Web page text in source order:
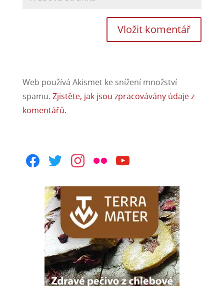
Web používá Akismet ke snížení množství
spamu. Zjistěte, jak jsou zpracovávány údaje z
komentářů.
facebooktwitterinstagram
flickr youtube